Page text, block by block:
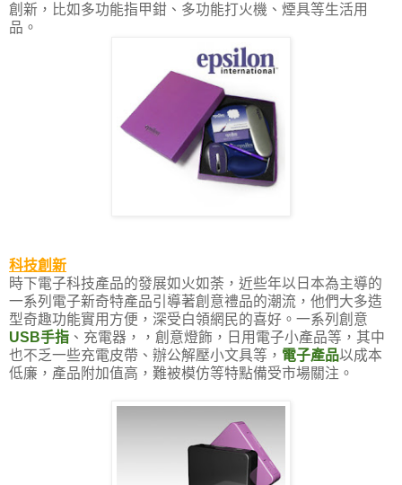
創新，比如多功能指甲鉗、多功能打火機、煙具等生活用
品。
科技創新
時下電子科技產品的發展如火如荼，近些年以日本為主導的
一系列電子新奇特產品引導著創意禮品的潮流，他們大多造
型奇趣功能實用方便，深受白領網民的喜好。一系列創意
USB手指 、充電器，，創意燈飾，日用電子小產品等，其中
也不乏一些充電皮帶、辦公解壓小文具等， 電子產品以成本
低廉，產品附加值高，難被模仿等特點備受市場關注。